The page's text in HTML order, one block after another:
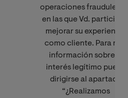
operaciones
en las que Vd. participe
mejorar su experiencia
como cliente. Para más
información sobre el
interés legítimo puede
dirigirse al apartado
“¿Realizamos